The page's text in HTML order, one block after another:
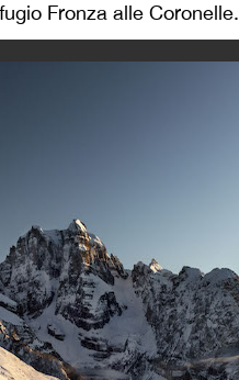
Fronza alle Coronelle.